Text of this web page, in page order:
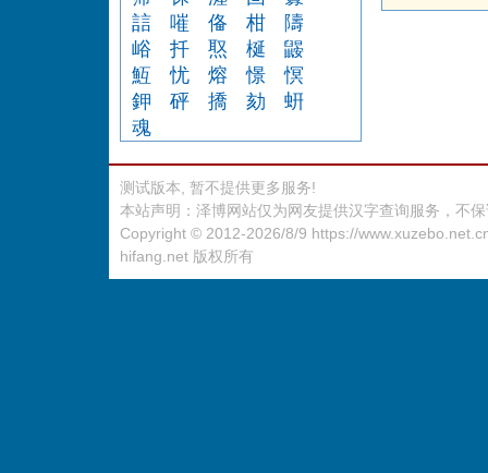
誩
嗺 俻 柑
隯
峪
扦 焣 梴
鼹
魱
忧 熔 憬
慏
鉀
砰 撟 劾
蚈
魂
测试版本, 暂不提供更多服务!
本站声明：泽博网站仅为网友提供汉字查询服务，不
Copyright © 2012-2026/8/9 https://
hifang.net 版权所有